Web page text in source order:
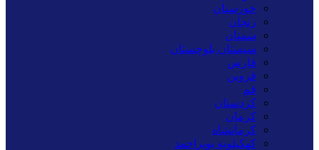
خوزستان
زنجان
سمنان
سیستان بلوچستان
فارس
قزوین
قم
کردستان
کرمان
کرمانشاه
کهکیلویه بویراحمد